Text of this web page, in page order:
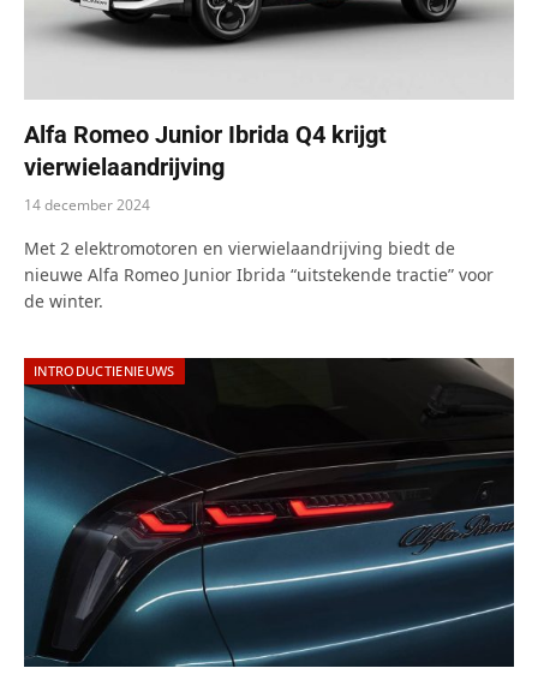
Alfa Romeo Junior Ibrida Q4 krijgt
vierwielaandrijving
14 december 2024
Met 2 elektromotoren en vierwielaandrijving biedt de
nieuwe Alfa Romeo Junior Ibrida “uitstekende tractie” voor
de winter.
INTRODUCTIENIEUWS